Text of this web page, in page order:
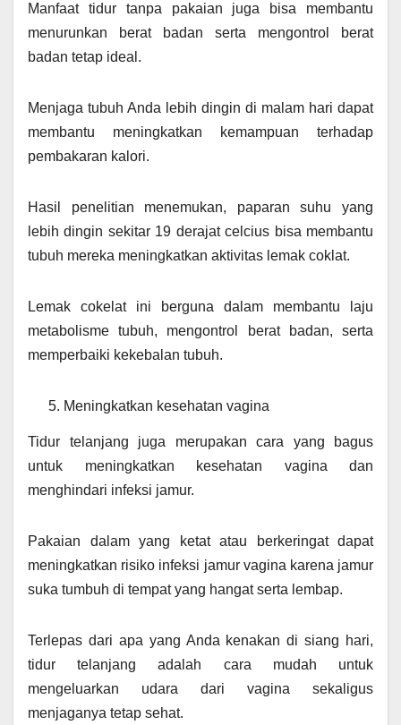
Manfaat tidur tanpa pakaian juga bisa membantu
menurunkan berat badan serta mengontrol berat
badan tetap ideal.
Menjaga tubuh Anda lebih dingin di malam hari dapat
membantu meningkatkan kemampuan terhadap
pembakaran kalori.
Hasil penelitian menemukan, paparan suhu yang
lebih dingin sekitar 19 derajat celcius bisa membantu
tubuh mereka meningkatkan aktivitas lemak coklat.
Lemak cokelat ini berguna dalam membantu laju
metabolisme tubuh, mengontrol berat badan, serta
memperbaiki kekebalan tubuh.
Meningkatkan kesehatan vagina
Tidur telanjang juga merupakan cara yang bagus
untuk meningkatkan kesehatan vagina dan
menghindari infeksi jamur.
Pakaian dalam yang ketat atau berkeringat dapat
meningkatkan risiko infeksi jamur vagina karena jamur
suka tumbuh di tempat yang hangat serta lembap.
Terlepas dari apa yang Anda kenakan di siang hari,
tidur telanjang adalah cara mudah untuk
mengeluarkan udara dari vagina sekaligus
menjaganya tetap sehat.